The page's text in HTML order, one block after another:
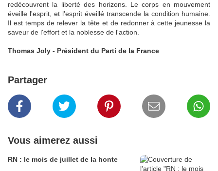
redécouvrent la liberté des horizons. Le corps en mouvement
éveille l'esprit, et l'esprit éveillé transcende la condition humaine.
Il est temps de relever la tête et de redonner à cette jeunesse la
saveur de l'effort et la noblesse de l'action.
Thomas Joly - Président du Parti de la France
Partager
Vous aimerez aussi
RN : le mois de juillet de la honte